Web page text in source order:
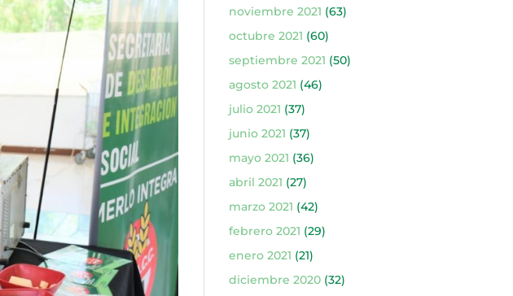
noviembre 2021 (63)
octubre 2021 (60)
septiembre 2021 (50)
agosto 2021 (46)
julio 2021 (37)
junio 2021 (37)
mayo 2021 (36)
abril 2021 (27)
marzo 2021 (42)
febrero 2021 (29)
enero 2021 (21)
diciembre 2020(32)